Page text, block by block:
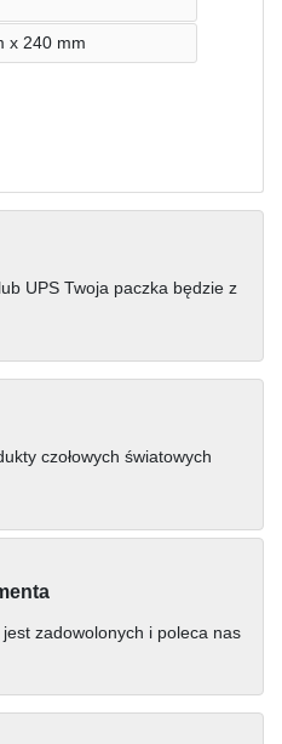
x 240 mm
UPS Twoja paczka będzie z
czołowych światowych
zadowolonych i poleca nas